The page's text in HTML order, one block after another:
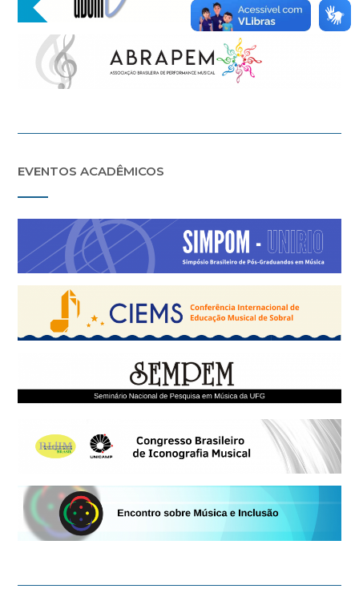
EVENTOS ACADÊMICOS